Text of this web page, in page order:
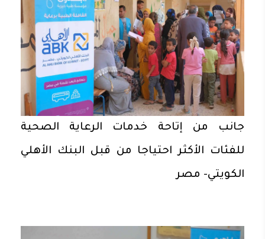
جانب من إتاحة خدمات الرعاية الصحية
للفئات الأكثر احتياجا من قبل البنك الأهلي
الكويتي- مصر